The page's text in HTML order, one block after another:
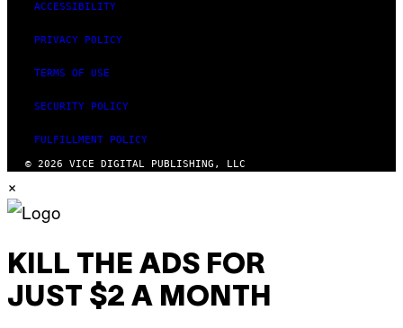
ACCESSIBILITY
PRIVACY POLICY
TERMS OF USE
SECURITY POLICY
FULFILLMENT POLICY
© 2026 VICE DIGITAL PUBLISHING, LLC
×
KILL THE ADS FOR
JUST $2 A MONTH